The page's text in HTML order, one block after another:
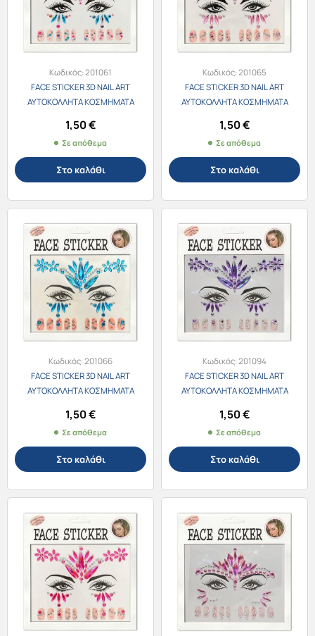
Κωδικός:201061
FACE STICKER 3D NAIL ART
ΑΥΤΟΚΟΛΛΗΤΑ ΚΟΣΜΗΜΑΤΑ
ΠΟΛΥΧΡΩΜΑ
1,50€
Σε απόθεμα
Στο καλάθι
Κωδικός:201065
FACE STICKER 3D NAIL ART
ΑΥΤΟΚΟΛΛΗΤΑ ΚΟΣΜΗΜΑΤΑ
ΡΟΖ
1,50€
Σε απόθεμα
Στο καλάθι
Κωδικός:201066
FACE STICKER 3D NAIL ART
ΑΥΤΟΚΟΛΛΗΤΑ ΚΟΣΜΗΜΑΤΑ
ΜΠΛΕ
1,50€
Σε απόθεμα
Στο καλάθι
Κωδικός:201094
FACE STICKER 3D NAIL ART
ΑΥΤΟΚΟΛΛΗΤΑ ΚΟΣΜΗΜΑΤΑ
ΜΩΒ
1,50€
Σε απόθεμα
Στο καλάθι